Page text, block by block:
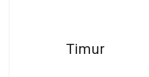
Timur